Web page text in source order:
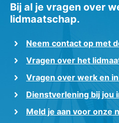
Bij al je vragen over
lidmaatschap.
Neem contact op met
Vragen over het
Vragen over werk en
Dienstverlening bij jou
Meld je aan voor onze